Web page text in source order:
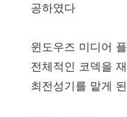
공하였다
윈도우즈 미디어
전체적인 코덱을
최전성기를 맡게